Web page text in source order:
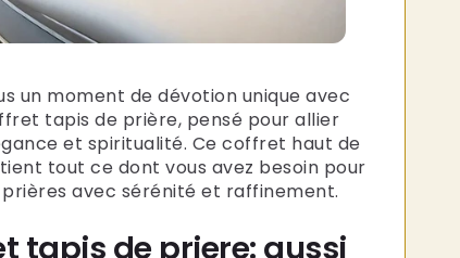
un moment de dévotion unique avec
tapis de prière, pensé pour allier
et spiritualité. Ce coffret haut de
tout ce dont vous avez besoin pour
avec sérénité et raffinement.
tapis de priere: aussi